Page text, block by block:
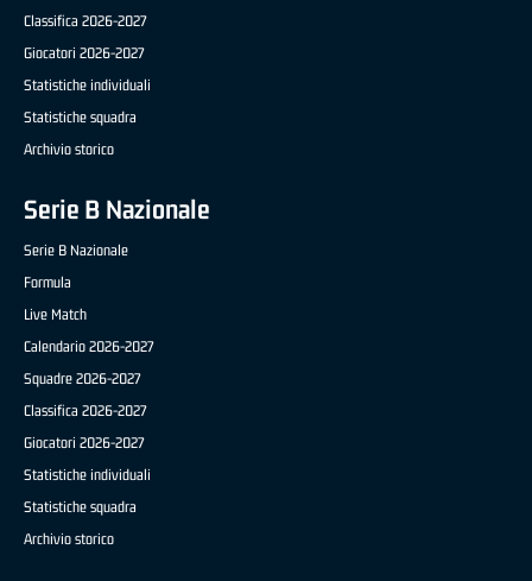
Classifica 2026-2027
Giocatori 2026-2027
Statistiche individuali
Statistiche squadra
Archivio storico
Serie B Nazionale
Serie B Nazionale
Formula
Live Match
Calendario 2026-2027
Squadre 2026-2027
Classifica 2026-2027
Giocatori 2026-2027
Statistiche individuali
Statistiche squadra
Archivio storico